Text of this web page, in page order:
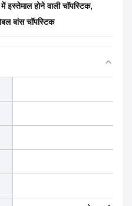
इस्तेमाल होने वाली चॉपस्टिक,
बांस चॉपस्टिक